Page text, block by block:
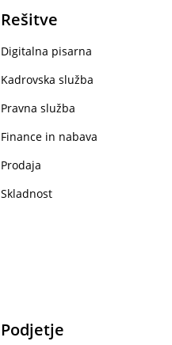
Rešitve
Digitalna pisarna
Kadrovska služba
Pravna služba
Finance in nabava
Prodaja
Skladnost
Podjetje